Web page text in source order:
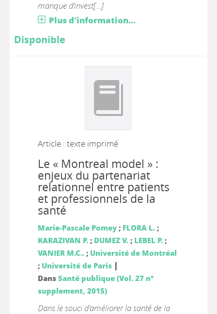
manque d’invest[...]
Plus d'information...
Disponible
Article : texte imprimé
Le « Montreal model » :
enjeux du partenariat
relationnel entre patients
et professionnels de la
santé
Marie-Pascale Pomey; FLORA L.;
KARAZIVAN P.; DUMEZ V.; LEBEL P.;
VANIER M.C..; Université de Montréal
; Université de Paris |
Dans Santé publique (Vol. 27 n°
supplement, 2015)
Dans le souci d’améliorer la santé de la